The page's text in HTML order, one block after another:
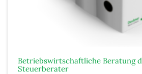
Betriebswirtschaftliche Beratung
Steuerberater